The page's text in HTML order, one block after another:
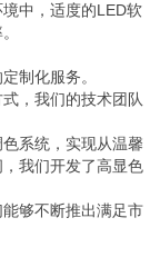
中，适度的LED软
制化服务。
，我们的技术团队
系统，实现从温馨
我们开发了高显色
够不断推出满足市